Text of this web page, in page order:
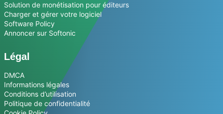
Solution de monétisation pour éditeurs
Charger et gérer votre logiciel
Software Policy
Annoncer sur Softonic
Légal
DMCA
Informations légales
Conditions d’utilisation
Politique de confidentialité